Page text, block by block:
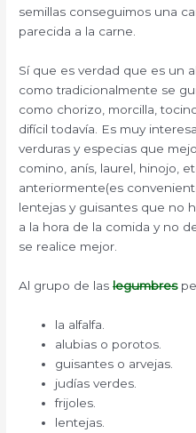
semillas conseguimos una
parecida a la carne.
Sí que es verdad que es un
como tradicionalmente se
como chorizo, morcilla,
difícil todavía. Es muy
verduras y especias que
comino, anís, laurel, hinojo,
anteriormente(es
lentejas y guisantes que no
a la hora de la comida y no
se realice mejor.
Al grupo de laslegumbres
la alfalfa.
alubias o porotos.
guisantes o arvejas.
judías verdes.
frijoles.
lentejas.